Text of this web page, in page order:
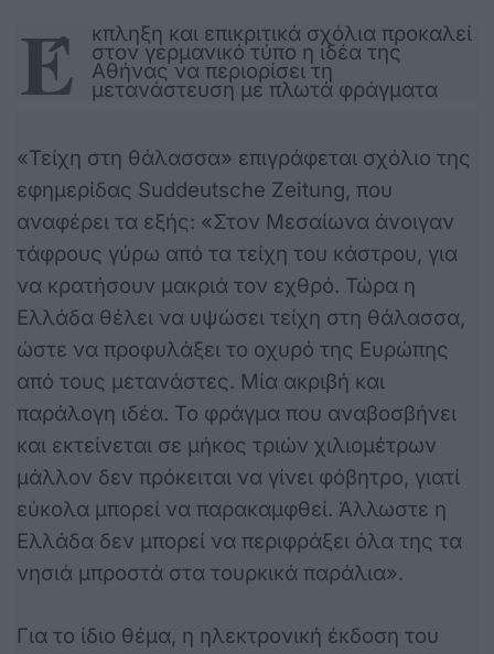
Έ κπληξη και επικριτικά σχόλια προκαλεί
στον γερμανικό τύπο η ιδέα της
Αθήνας να περιορίσει τη
μετανάστευση με πλωτά φράγματα
«Τείχη στη θάλασσα» επιγράφεται σχόλιο της
εφημερίδας Suddeutsche Zeitung, που
αναφέρει τα εξής: «Στον Μεσαίωνα άνοιγαν
τάφρους γύρω από τα τείχη του κάστρου, για
να κρατήσουν μακριά τον εχθρό. Τώρα η
Ελλάδα θέλει να υψώσει τείχη στη θάλασσα,
ώστε να προφυλάξει το οχυρό της Ευρώπης
από τους μετανάστες. Μία ακριβή και
παράλογη ιδέα. Το φράγμα που αναβοσβήνει
και εκτείνεται σε μήκος τριών χιλιομέτρων
μάλλον δεν πρόκειται να γίνει φόβητρο, γιατί
εύκολα μπορεί να παρακαμφθεί. Άλλωστε η
Ελλάδα δεν μπορεί να περιφράξει όλα της τα
νησιά μπροστά στα τουρκικά παράλια».
Για το ίδιο θέμα, η ηλεκτρονική έκδοση του